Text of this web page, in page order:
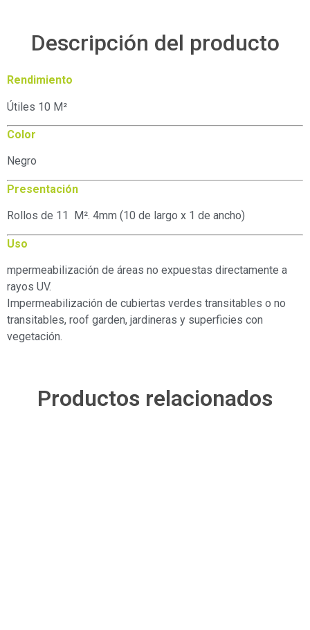
Descripción del producto
Rendimiento
Útiles 10 M²
Color
Negro
Presentación
Rollos de 11 M². 4mm (10 de largo x 1 de ancho)
Uso
mpermeabilización de áreas no expuestas directamente a
rayos UV.
Impermeabilización de cubiertas verdes transitables o no
transitables, roof garden, jardineras y superficies con
vegetación.
Productos relacionados